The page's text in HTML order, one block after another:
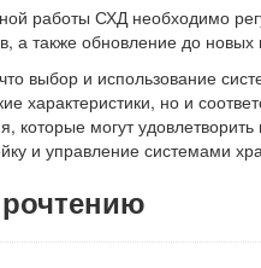
работы СХД необходимо
а также обновление до
выбор и использование
характеристики, но и
которые могут
и управление системами